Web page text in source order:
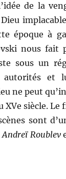
de la
époque à
nous fait
sous un
autorités et
ne peut
siècle. Le
sont
Andreï Roublev